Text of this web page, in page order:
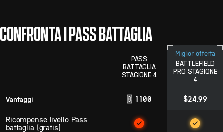
CONFRONTA I PASS BATTAGLIA
PASS
BATTAGLIA
STAGIONE 4
Miglior offerta
BATTLEFIELD
PRO STAGIONE
4
Vantaggi 1100 $24.99
Ricompense livello Pass
battaglia (gratis)